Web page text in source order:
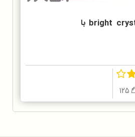
عطر ورساچ اصل bright crystal با